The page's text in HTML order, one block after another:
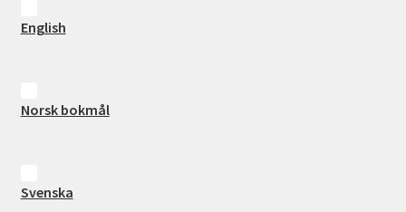
English
Norsk bokmål
Svenska